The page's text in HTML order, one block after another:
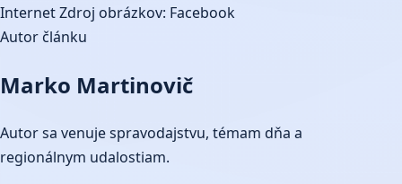
InternetZdroj obrázkov: Facebook
Autor článku
Marko Martinovič
Autor sa venuje spravodajstvu, témam dňa a
regionálnym udalostiam.